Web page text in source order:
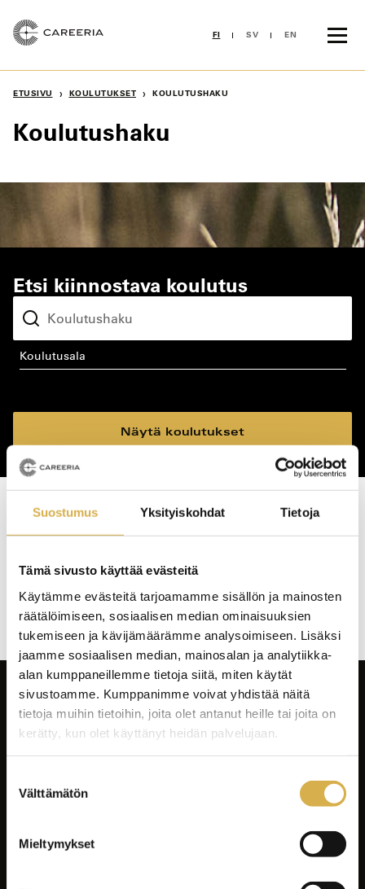
Suostumus Yksityiskohdat Tietoja
Tämä sivusto käyttää evästeitä
Käytämme evästeitä tarjoamamme sisällön ja mainosten
räätälöimiseen, sosiaalisen median ominaisuuksien
tukemiseen ja kävijämäärämme analysoimiseen. Lisäksi
jaamme sosiaalisen median, mainosalan ja analytiikka-
alan kumppaneillemme tietoja siitä, miten käytät
sivustoamme. Kumppanimme voivat yhdistää näitä
tietoja muihin tietoihin, joita olet antanut heille tai joita on
kerätty, kun olet käyttänyt heidän palvelujaan.
valinta
Välttämätön
Mieltymykset
sisältöön
FI SV EN
ETUSIVU › KOULUTUKSET › KOULUTUSHAKU
Koulutushaku
Etsi kiinnostava koulutus
koulutusala
Näytä koulutukset
Haku tuotti osumia: 0 kpl
Koulutushaun
sivujen
selaus